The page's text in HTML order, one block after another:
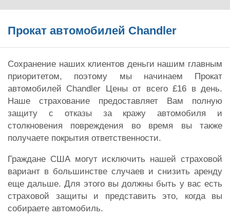
Прокат автомобилей Chandler
Сохранение наших клиентов деньги нашим главным
приоритетом, поэтому мы начинаем Прокат
автомобилей Chandler Цены от всего £16 в день.
Наше страхование предоставляет Вам полную
защиту с отказы за кражу автомобиля и
столкновения повреждения во время вы также
получаете покрытия ответственности.
Граждане США могут исключить нашей страховой
вариант в большинстве случаев и снизить аренду
еще дальше. Для этого вы должны быть у вас есть
страховой защиты и представить это, когда вы
собираете автомобиль.